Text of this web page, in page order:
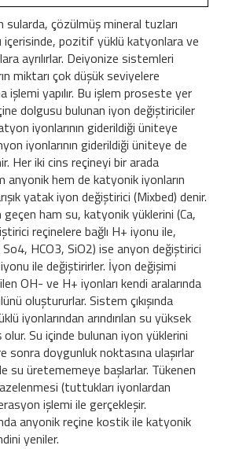
çözülmüş mineral tuzları
içerisinde, pozitif yüklü katyonlara ve
ayrılırlar. Deiyonize sistemleri
miktarı çok düşük seviyelere
işlemi yapılır. Bu işlem proseste yer
dolgusu bulunan iyon değiştiriciler
iyonlarının giderildiği üniteye
iyonlarının giderildiği üniteye de
Her iki cins reçineyi bir arada
anyonik hem de katyonik iyonların
yatak iyon değiştirici (Mixbed) denir.
ham su, katyonik yüklerini (Ca,
reçinelere bağlı H+ iyonu ile,
HCO3, SiO2) ise anyon değiştirici
ile değiştirirler. İyon değişimi
OH- ve H+ iyonları kendi aralarında
oluştururlar. Sistem çıkışında
iyonlarından arındırılan su yüksek
olur. Su içinde bulunan iyon yüklerini
sonra doygunluk noktasına ulaşırlar
su üretememeye başlarlar. Tükenen
(tuttukları iyonlardan
işlemi ile gerçekleşir.
anyonik reçine kostik ile katyonik
yeniler.